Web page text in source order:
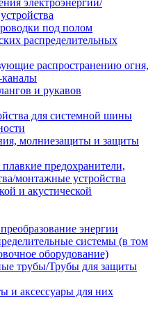
электроэнергии/
под полом
распределительных
распространению огня,
каналы
и рукавов
для системной шины
молниезащиты и защиты
предохранители,
монтажные устройства
и акустической
энергии
системы (в том
оборудование)
трубы/Трубы для защиты
и аксессуары для них